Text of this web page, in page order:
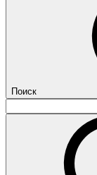
Поиск